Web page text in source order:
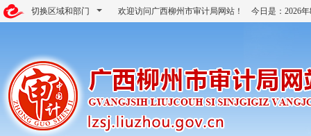
切换区域和部门 欢迎访问广西柳州市审计局网站！ 今日是： 2026